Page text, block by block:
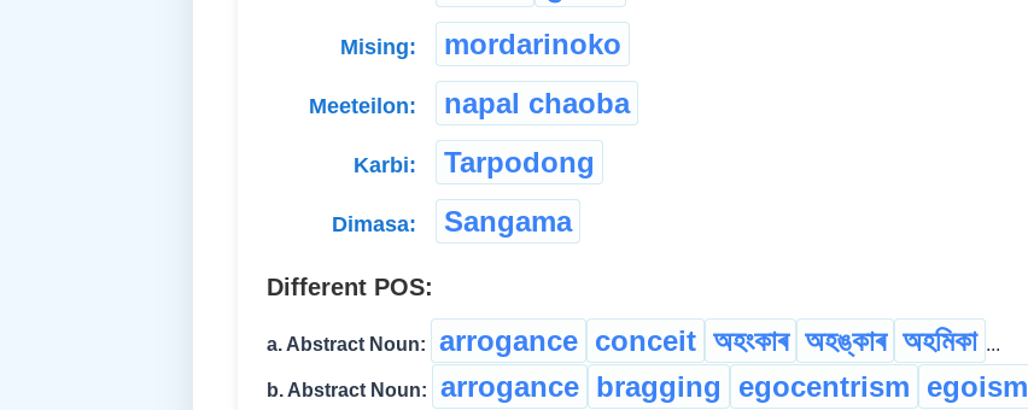
Mising: mordarinoko
Meeteilon: napal chaoba
Karbi: Tarpodong
Dimasa: Sangama
Different POS:
a. Abstract Noun: arrogance conceit অহংকাৰ অহঙ্কাৰ অহমিকা ...
b. Abstract Noun: arrogance bragging egocentrism egoism